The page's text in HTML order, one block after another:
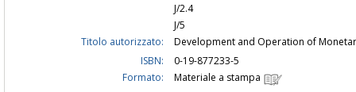
J/2.4
J/5
Titolo autorizzato:
Development and Operation of
ISBN:
0-19-877233-5
Formato:
Materiale a stampa